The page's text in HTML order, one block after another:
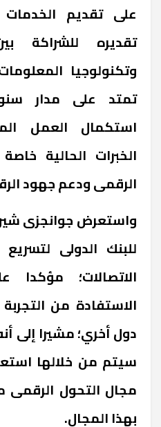
على تقديم الخدمات
تقديره للشراكة
وتكنولوجيا
تمتد على مدار
استكمال العمل
الخبرات الحالية
الرقمى ودعم جهود
واستعرض جوانجزى
للبنك الدولى
الاتصالات؛
الاستفادة من
دول أخري؛ مشيرا إلى
سيتم من خلالها
مجال التحول الرقمى
بهذا المجال.